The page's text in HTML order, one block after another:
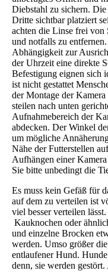
Diebstahl zu sichern.
Dritte sichtbar platziert
achten die Linse frei von
und notfalls zu
Abhängigkeit zur
der Uhrzeit eine direkte
Befestigung eignen sich
ist nicht gestattet
der Montage der
steilen nach unten
Aufnahmebereich der
abdecken. Der Winkel
um mögliche
Nähe der Futterstellen
Aufhängen einer
Sie bitte unbedingt die
Es muss kein Gefäß für
auf dem zu verteilen ist
viel besser verteilen
Kauknochen oder
und einzelne Brocken
werden. Umso größer
entlaufener Hund.
denn, sie werden